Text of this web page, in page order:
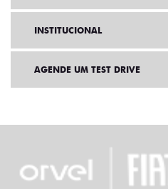
INSTITUCIONAL
AGENDE UM TEST DRIVE